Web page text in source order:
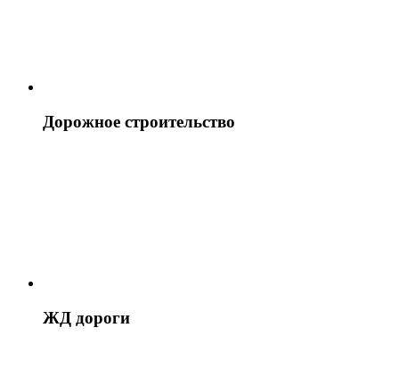
Дорожное строительство
ЖД дороги